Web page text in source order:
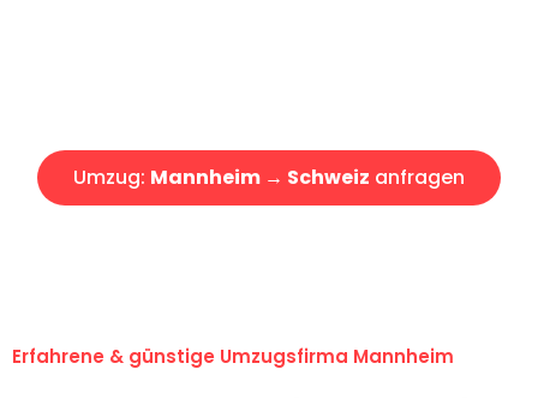
Umzug: Mannheim → Schweiz anfragen
Erfahrene & günstige Umzugsfirma Mannheim